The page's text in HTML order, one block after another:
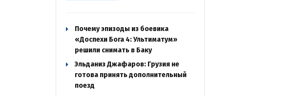
Почему эпизоды из боевика
«Доспехи Бога 4: Ультиматум»
решили снимать в Баку
Эльданиз Джафаров: Грузия не
готова принять дополнительный
поезд